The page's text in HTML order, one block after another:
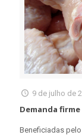
9 de julho de
Demanda
Beneficiadas